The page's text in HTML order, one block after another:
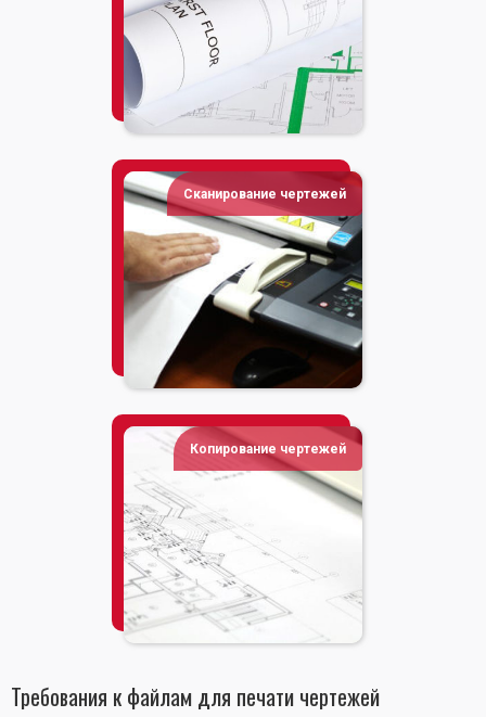
Сканирование чертежей
Копирование чертежей
Требования к файлам для печати чертежей